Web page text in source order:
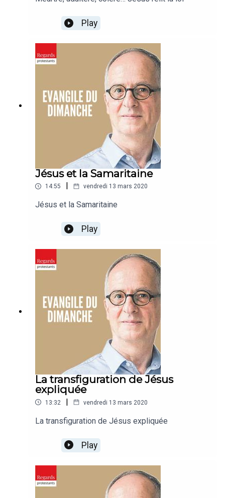
Play
Jésus et la Samaritaine
14:55 vendredi 13 mars 2020
Jésus et la Samaritaine
Play
La transfiguration de Jésus
expliquée
13:32 | vendredi 13 mars 2020
La transfiguration de Jésus expliquée
Play